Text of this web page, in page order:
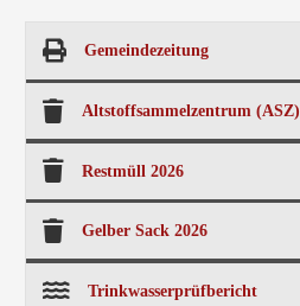
Gemeindezeitung
Altstoffsammelzentrum (ASZ)
Restmüll 2026
Gelber Sack 2026
Trinkwasserprüfbericht